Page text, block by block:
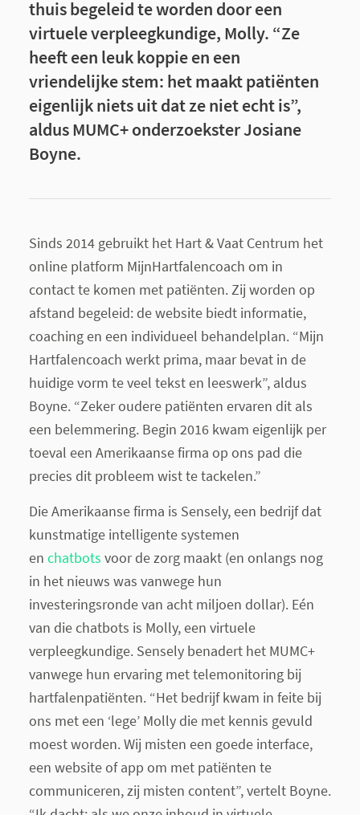
thuis begeleid te worden door een
virtuele verpleegkundige, Molly. “Ze
heeft een leuk koppie en een
vriendelijke stem: het maakt patiënten
eigenlijk niets uit dat ze niet echt is”,
aldus MUMC+ onderzoekster Josiane
Boyne.
Sinds 2014 gebruikt het Hart & Vaat Centrum het
online platform MijnHartfalencoach om in
contact te komen met patiënten. Zij worden op
afstand begeleid: de website biedt informatie,
coaching en een individueel behandelplan. “Mijn
Hartfalencoach werkt prima, maar bevat in de
huidige vorm te veel tekst en leeswerk”, aldus
Boyne. “Zeker oudere patiënten ervaren dit als
een belemmering. Begin 2016 kwam eigenlijk per
toeval een Amerikaanse firma op ons pad die
precies dit probleem wist te tackelen.”
Die Amerikaanse firma is Sensely, een bedrijf dat
kunstmatige intelligente systemen
en chatbots voor de zorg maakt (en onlangs nog
in het nieuws was vanwege hun
investeringsronde van acht miljoen dollar). Eén
van die chatbots is Molly, een virtuele
verpleegkundige. Sensely benadert het MUMC+
vanwege hun ervaring met telemonitoring bij
hartfalenpatiënten. “Het bedrijf kwam in feite bij
ons met een ‘lege’ Molly die met kennis gevuld
moest worden. Wij misten een goede interface,
een website of app om met patiënten te
communiceren, zij misten content”, vertelt Boyne.